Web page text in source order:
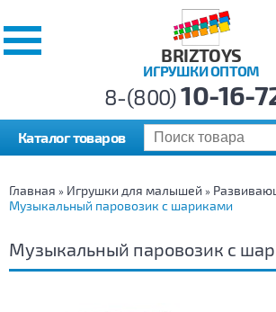
BRIZTOYS
ИГРУШКИ ОПТОМ
8-(800)10-16-
Каталог товаров
Главная » Игрушки для малышей »
Музыкальный паровозик с шариками
Музыкальный паровозик с